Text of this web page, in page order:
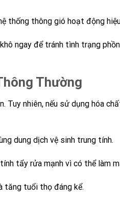
thống thông gió hoạt động
ngay để tránh tình trạng
Thường
Tuy nhiên, nếu sử dụng hóa
dung dịch vệ sinh trung tính.
tẩy rửa mạnh vì có thể làm
tăng tuổi thọ đáng kể.